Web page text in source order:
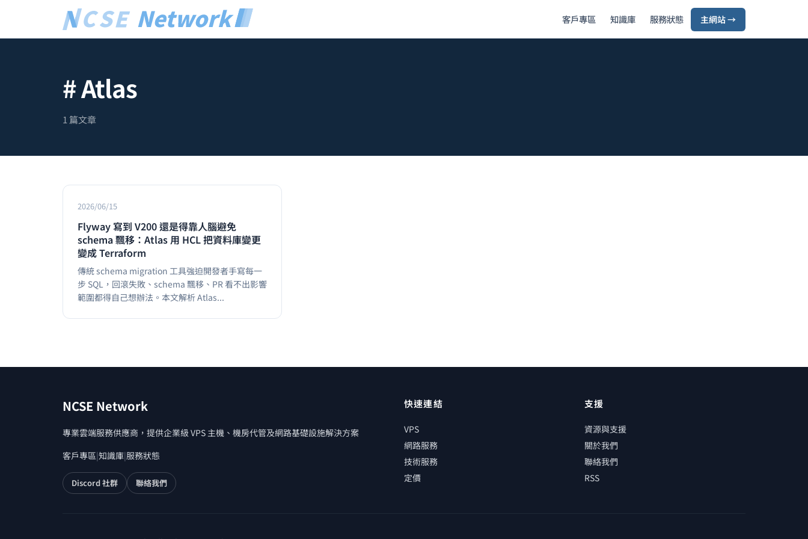
客戶專區 知識庫 服務狀態 主網站 →
# Atlas
1 篇文章
2026/06/15
Flyway 寫到 V200 還是得靠人腦避免
schema 飄移：Atlas 用 HCL 把資料庫變更
變成 Terraform
傳統 schema migration 工具強迫開發者手寫每一
步 SQL，回滾失敗、schema 飄移、PR 看不出影響
範圍都得自己想辦法。本文解析 Atlas...
NCSE Network
專業雲端服務供應商，提供企業級 VPS 主機、機房代管及網路基礎設施解決方案
客戶專區|知識庫|服務狀態
Discord 社群 聯絡我們
快速連結
VPS
網路服務
技術服務
定價
支援
資源與支援
關於我們
聯絡我們
RSS